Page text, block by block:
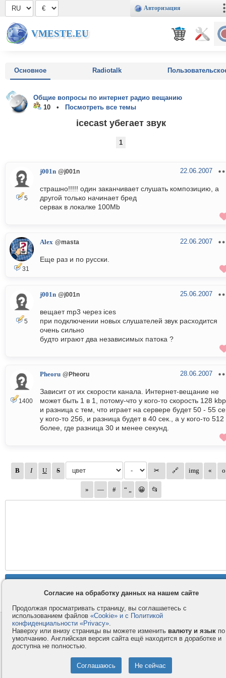
Авторизация
VMESTE.EU
Основное Radiotalk
Общие вопросы по интернет радио вещанию
10 •
Посмотреть все темы
icecast убегает звук
1
5
j001n @j001n 22.06.2007
страшно!!!!! один заканчивает слушать композицию, а
другой только начинает бред
сервак в локалке 100Mb
31
Alex @masta 22.06.2007
Еще раз и по русски.
5
j001n @j001n 25.06.2007
вещает mp3 через ices
при подключении новых слушателей звук расходится
очень сильно
будто играют два независимых патока ?
1400
Pheoru @Pheoru 28.06.2007
Зависит от их скорости канала. Интернет-вещание не
может быть 1 в 1, потому-что у кого-то скорость 128
и разница с тем, что играет на сервере будет 50 - 55
у кого-то 256, и разница будет в 40 сек., а у кого-то 512
более, где разница 30 и менее секунд.
Контакты
Компания
Правила и условия
Услуги
© 2008-2026VMESTE.EU - Все права защищены.
Согласие на обработку данных на нашем сайте
Продолжая просматривать страницу, вы соглашаетесь с
использованием файлов «Cookie» и с Политикой
конфиденциальности «Privacy».
Наверху или внизу страницы вы можете изменить валюту и язык по
умолчанию. Английская версия сайта ещё находится в доработке и
доступна не полностью.